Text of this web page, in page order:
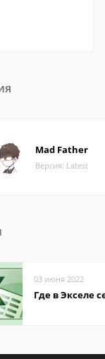
Mad Father
Версия: Latest
03 июня 2022
Где в Экселе